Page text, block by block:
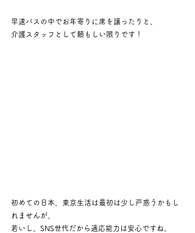
早速バスの中でお年寄りに席を譲ったりと、
介護スタッフとして頼もしい限りです！
初めての日本、東京生活は最初は少し戸惑うかもし
れませんが、
若いし、SNS世代だから適応能力は安心ですね。